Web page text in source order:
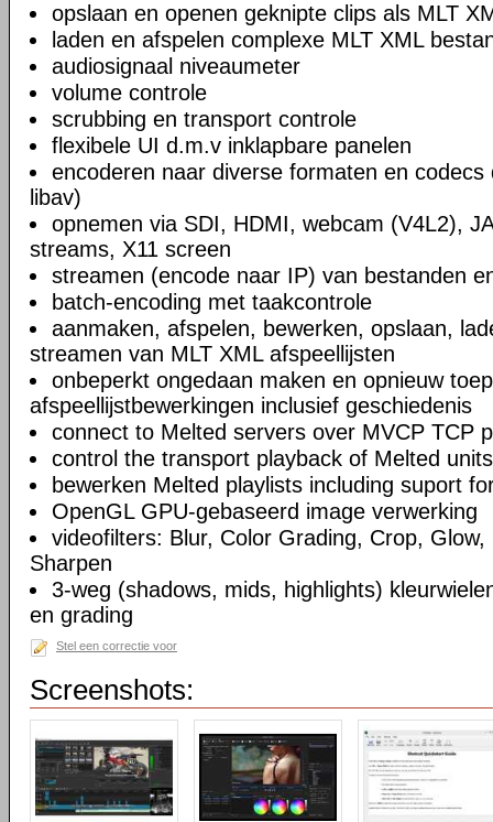
opslaan en openen geknipte clips als MLT
laden en afspelen complexe MLT XML
audiosignaal niveaumeter
volume controle
scrubbing en transport controle
flexibele UI d.m.v inklapbare panelen
encoderen naar diverse formaten en codecs
libav)
opnemen via SDI, HDMI, webcam (V4L2),
streams, X11 screen
streamen (encode naar IP) van bestanden
batch-encoding met taakcontrole
aanmaken, afspelen, bewerken, opslaan,
streamen van MLT XML afspeellijsten
onbeperkt ongedaan maken en opnieuw
afspeellijstbewerkingen inclusief geschiedenis
connect to Melted servers over MVCP TCP
control the transport playback of Melted units
bewerken Melted playlists including suport
OpenGL GPU-gebaseerd image verwerking
videofilters: Blur, Color Grading, Crop,
Sharpen
3-weg (shadows, mids, highlights)
en grading
Stel een correctie voor
Screenshots: